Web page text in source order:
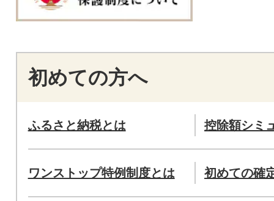
初めての方へ
ふるさと納税とは 控除額シミ
ワンストップ特例制度とは 初めての確